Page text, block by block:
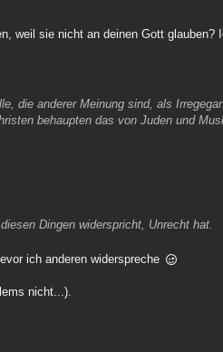
weil sie nicht an deinen Gott glauben?
die anderer Meinung sind, als
behaupten das von Juden und
Dingen widerspricht, Unrecht hat.
ich anderen widerspreche
nicht...).